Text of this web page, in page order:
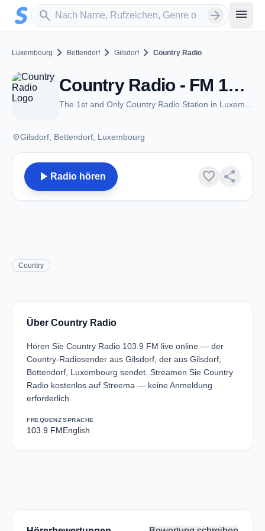
Zum Hauptinhalt springen
search
Sender suchen arrow_forward menu
Luxembourg chevron_right Bettendorf chevron_right Gilsdorf chevron_right Country Radio
Country Radio - FM 103.9 - Gilsdorf
placeGilsdorf, Bettendorf, Luxembourg
play_arrow Radio hören favorite share
Country
Über Country Radio
Hören Sie Country Radio 103.9 FM live online — der
Country-Radiosender aus Gilsdorf, der aus Gilsdorf,
Bettendorf, Luxembourg sendet. Streamen Sie Country
Radio kostenlos auf Streema — keine Anmeldung
erforderlich.
FREQUENZ
103.9 FM
SPRACHE
English